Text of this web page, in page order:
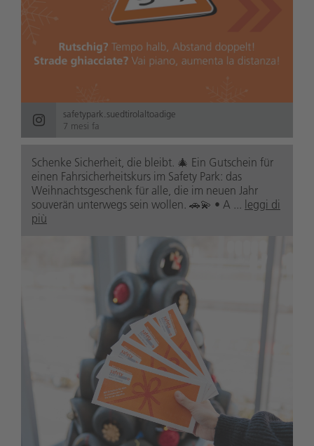
safetypark.suedtirolaltoadige
7 mesi fa
Schenke Sicherheit, die bleibt. 🎄 Ein Gutschein für
einen Fahrsicherheitskurs im Safety Park: das
Weihnachtsgeschenk für alle, die im neuen Jahr
souverän unterwegs sein wollen. 🚗💫 • A ... leggi di
più